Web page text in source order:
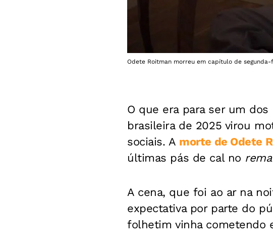
Odete Roitman morreu em capítulo de
O que era para ser um
brasileira de 2025 virou
sociais. A morte de Odete
últimas pás de cal no
A cena, que foi ao ar na
expectativa por parte do
folhetim vinha cometendo